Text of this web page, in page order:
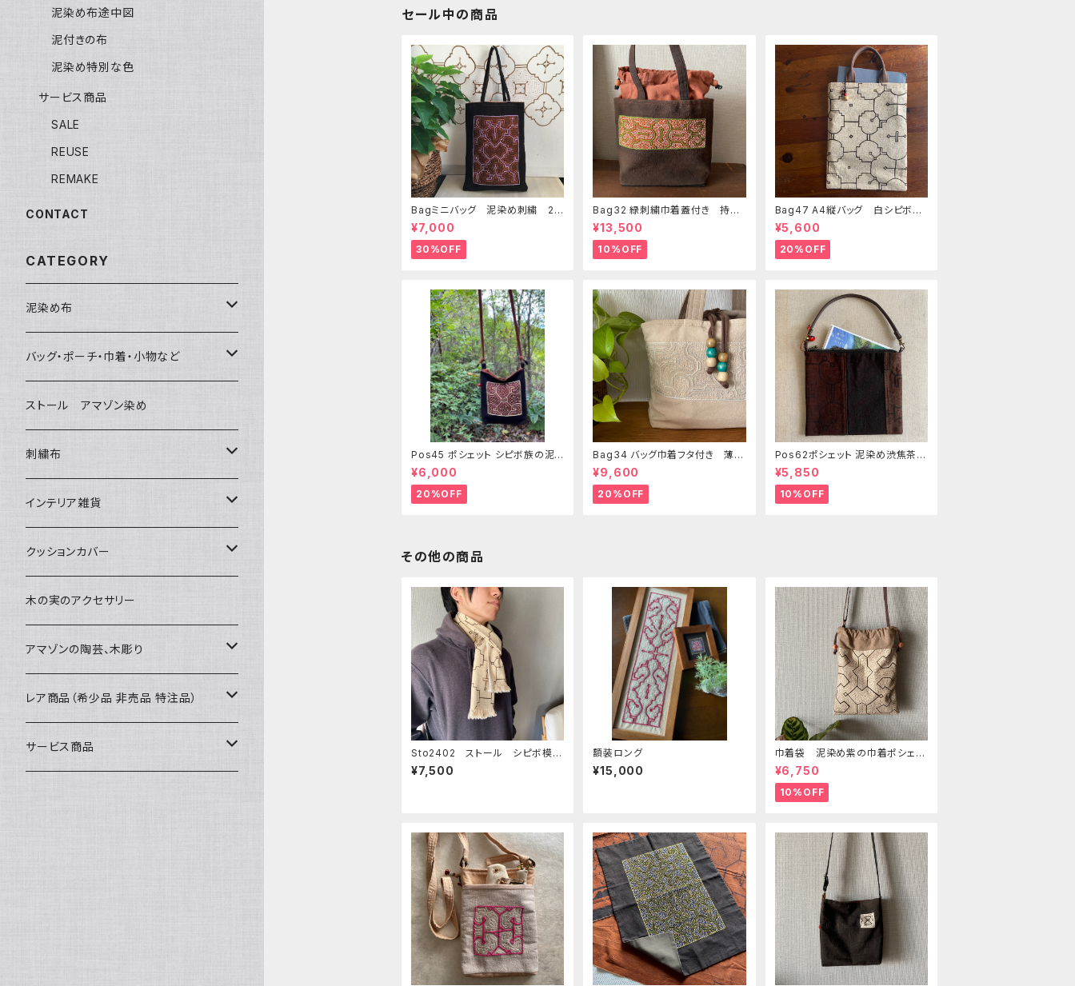
セール中の商品
Bagミニバッグ 泥染め刺繍 20
x28cm iPadケース お出かけバ
ッグ 先住民族 工芸 手刺繍 S
hipibo bag 手仕事
¥7,000
30%OFF
Bag32 緑刺繍巾着蓋付き 持ち
手裏泥染め無地 巾着蓋奄美大
島の車輪梅色 シピボバック
¥13,500
10%OFF
Bag47 A4縦バッグ 白シピボ模
様 シピボ族の泥染め
¥5,600
20%OFF
Pos45 ポシェット シピボ族の泥
染め刺繍のショルダー
¥6,000
20%OFF
Bag34 バッグ巾着フタ付き 薄い
ピンク系ベージュ シピボ族の手刺
繍シャーベットカラー
¥9,600
20%OFF
Pos62ポシェット 泥染め渋焦茶フ
ァスナーポーチ 20x18cm 渋い
泥染めアレンジ 男性用小物入
れ 暇の付け替え可能
¥5,850
10%OFF
その他の商品
Sto2402 ストール シピボ模様
クリーム と白 先住民族の工藝
草木染め シピボ族
¥7,500
額装ロング
¥15,000
巾着袋 泥染め紫の巾着ポシェッ
トショルダー 22x29cm シピボ族
の泥染め
¥6,750
10%OFF
泥染め布途中図
泥付きの布
泥染め特別な色
サービス商品
SALE
REUSE
REMAKE
CONTACT
CATEGORY
泥染め布
大判布150-特大250cm ベッドカバ
ー
中型布 30-90cm
30-50
小型布 コースター・カフェマット・ポ
ットマット
小型マット（正方形）
細長布 ロング テーブルランナー
バッグ・ポーチ・巾着・小物など
バッグ
草木染めと泥染め
帆布の泥染め
ポシェット・ポーチ・巾着
ポシェット・ショルダー
ポーチ・丸ポーチ・クラッチバッグ
パッチワーク
その他
ブックカバー
ストール アマゾン染め
刺繍布
大判刺繍腰巻
大判泥染め刺繍
小型・中型刺繍雑貨
インテリア雑貨
額装・木枠・パネル
テーブルコーディネート
コースター
カフェマット
ティッシュケースカバー
クッションカバー
小さめ 35cmより
40〜43cm
45cmx45cm
大きめ 50cmx50cm
木の実のアクセサリー
アマゾンの陶芸、木彫り
素焼きの器、動物たち
木彫りのアルマジロ、動物たち
レア商品（希少品 非売品 特注品）
泥染め布途中図
サービス商品